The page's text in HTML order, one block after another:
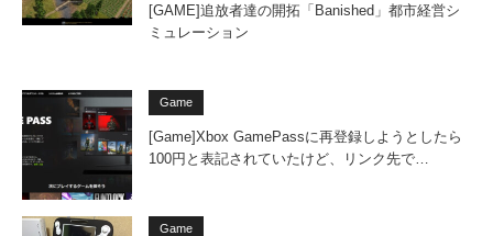
[GAME]追放者達の開拓「Banished」都市経営シ
ミュレーション
Game
[Game]Xbox GamePassに再登録しようとしたら
100円と表記されていたけど、リンク先で…
Game